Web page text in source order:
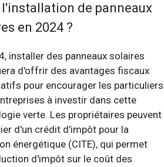
l'installation de panneaux
en 2024 ?
installer des panneaux solaires
d'offrir des avantages fiscaux
pour encourager les particuliers
à investir dans cette
verte. Les propriétaires peuvent
d'un crédit d'impôt pour la
énergétique (CITE), qui permet
d'impôt sur le coût des